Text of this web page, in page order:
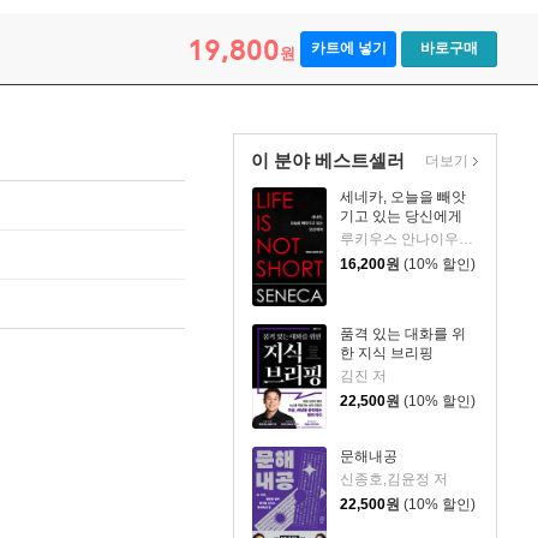
19,800원 카트에 넣기 바로구매
이 분야 베스트셀러
세네카, 오늘을 빼앗
기고 있는 당신에게
루키우스 안나이우스 세네카 저/하와이 대저택 편역
16,200원 (10% 할인)
품격 있는 대화를 위
한 지식 브리핑
김진 저
22,500원 (10% 할인)
문해내공
신종호,김윤정 저
22,500원 (10% 할인)
더보기